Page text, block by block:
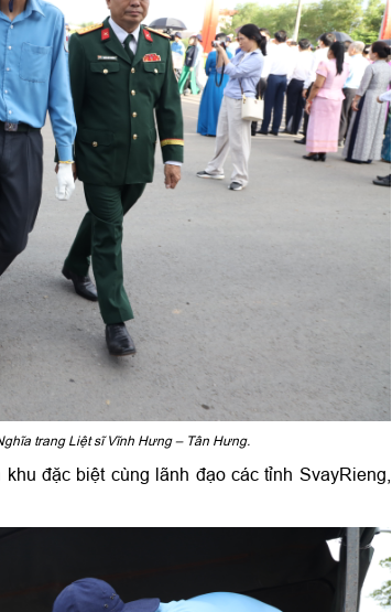
trang Liệt sĩ Vĩnh Hưng – Tân Hưng.
đặc biệt cùng lãnh đạo các tỉnh SvayRieng,